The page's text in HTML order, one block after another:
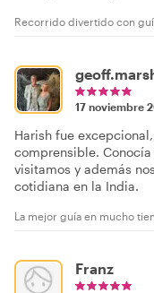
Recorrido divertido con
17 noviembre
Harish fue
comprensible.
visitamos y además
cotidiana en la India.
La mejor guía en mucho
Franz